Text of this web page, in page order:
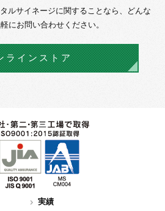
ルサイネージに関することなら、
どんな
にお問い合わせください。
ラインストア
実績